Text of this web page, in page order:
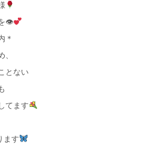
👁
＊
、
とない
てます
ます